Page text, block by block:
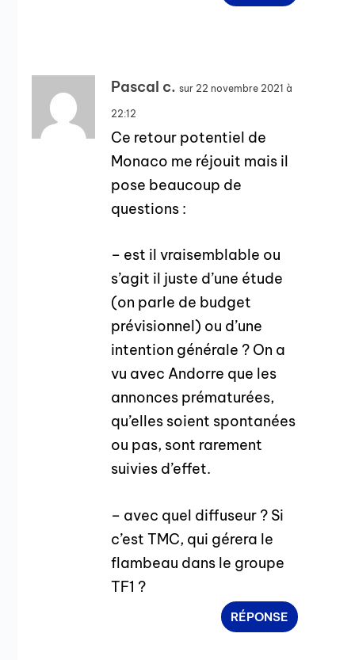
Pascal c. sur 22 novembre 2021 à
22:12
Ce retour potentiel de
Monaco me réjouit mais il
pose beaucoup de
questions :
– est il vraisemblable ou
s’agit il juste d’une étude
(on parle de budget
prévisionnel) ou d’une
intention générale ? On a
vu avec Andorre que les
annonces prématurées,
qu’elles soient spontanées
ou pas, sont rarement
suivies d’effet.
– avec quel diffuseur ? Si
c’est TMC, qui gérera le
flambeau dans le groupe
TF1 ?
RÉPONSE